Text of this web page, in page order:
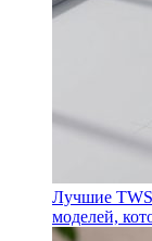
Лучшие
моделей,